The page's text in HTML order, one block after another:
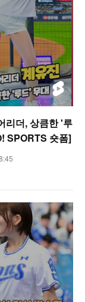
리더, 상큼한 '루
SPORTS 숏폼]